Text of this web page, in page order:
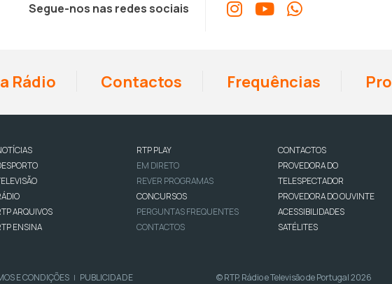
Segue-nos nas redes sociais
Rádio Contactos Frequências
ARQUIVOS
ENSINA
RTP PLAY
EM DIRETO
REVER PROGRAMAS
CONCURSOS
PERGUNTAS FREQUENTES
CONTACTOS
CONTACTOS
PROVEDORA DO
TELESPECTADOR
PROVEDORA DO OUVINTE
ACESSIBILIDADES
SATÉLITES
E CONDIÇÕES | PUBLICIDADE © RTP, Rádio e Televisão de Portugal 2026